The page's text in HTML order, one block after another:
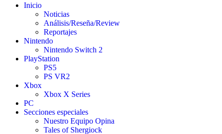
Inicio
Noticias
Análisis/Reseña/Review
Reportajes
Nintendo
Nintendo Switch 2
PlayStation
PS5
PS VR2
Xbox
Xbox X Series
PC
Secciones especiales
Nuestro Equipo Opina
Tales of Shergiock